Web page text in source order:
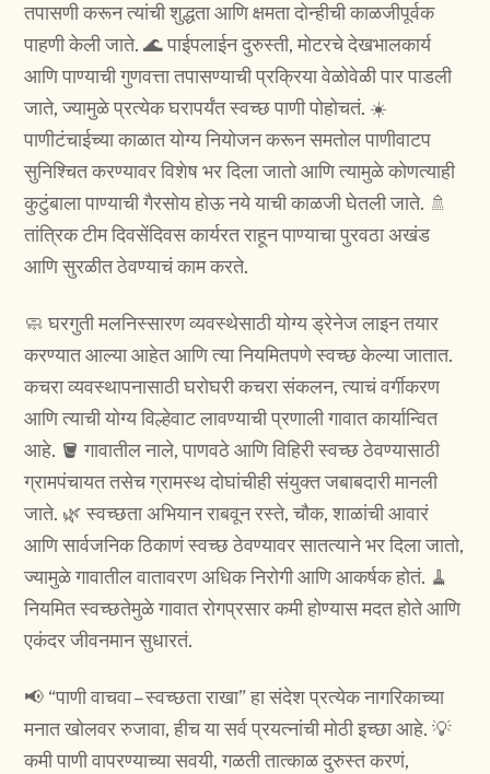
तपासणी करून त्यांची शुद्धता आणि क्षमता दोन्हीची काळजीपूर्वक
पाहणी केली जाते. 🌊 पाईपलाईन दुरुस्ती, मोटरचे देखभालकार्य
आणि पाण्याची गुणवत्ता तपासण्याची प्रक्रिया वेळोवेळी पार पाडली
जाते, ज्यामुळे प्रत्येक घरापर्यंत स्वच्छ पाणी पोहोचतं. ☀️
पाणीटंचाईच्या काळात योग्य नियोजन करून समतोल पाणीवाटप
सुनिश्चित करण्यावर विशेष भर दिला जातो आणि त्यामुळे कोणत्याही
कुटुंबाला पाण्याची गैरसोय होऊ नये याची काळजी घेतली जाते. 🚿
तांत्रिक टीम दिवसेंदिवस कार्यरत राहून पाण्याचा पुरवठा अखंड
आणि सुरळीत ठेवण्याचं काम करते.
🧼 घरगुती मलनिस्सारण व्यवस्थेसाठी योग्य ड्रेनेज लाइन तयार
करण्यात आल्या आहेत आणि त्या नियमितपणे स्वच्छ केल्या जातात.
कचरा व्यवस्थापनासाठी घरोघरी कचरा संकलन, त्याचं वर्गीकरण
आणि त्याची योग्य विल्हेवाट लावण्याची प्रणाली गावात कार्यान्वित
आहे. 🪣 गावातील नाले, पाणवठे आणि विहिरी स्वच्छ ठेवण्यासाठी
ग्रामपंचायत तसेच ग्रामस्थ दोघांचीही संयुक्त जबाबदारी मानली
जाते. 🌿 स्वच्छता अभियान राबवून रस्ते, चौक, शाळांची आवारं
आणि सार्वजनिक ठिकाणं स्वच्छ ठेवण्यावर सातत्याने भर दिला जातो,
ज्यामुळे गावातील वातावरण अधिक निरोगी आणि आकर्षक होतं. 🧹
नियमित स्वच्छतेमुळे गावात रोगप्रसार कमी होण्यास मदत होते आणि
एकंदर जीवनमान सुधारतं.
📢 “पाणी वाचवा – स्वच्छता राखा” हा संदेश प्रत्येक नागरिकाच्या
मनात खोलवर रुजावा, हीच या सर्व प्रयत्नांची मोठी इच्छा आहे. 💡
कमी पाणी वापरण्याच्या सवयी, गळती तात्काळ दुरुस्त करणं,